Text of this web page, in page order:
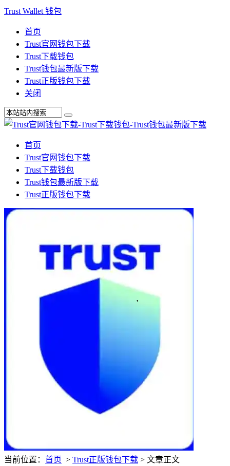
Trust Wallet 钱包
首页
Trust官网钱包下载
Trust下载钱包
Trust钱包最新版下载
Trust正版钱包下载
关闭
首页
Trust官网钱包下载
Trust下载钱包
Trust钱包最新版下载
Trust正版钱包下载
当前位置： 首页 > Trust正版钱包下载 > 文章正文